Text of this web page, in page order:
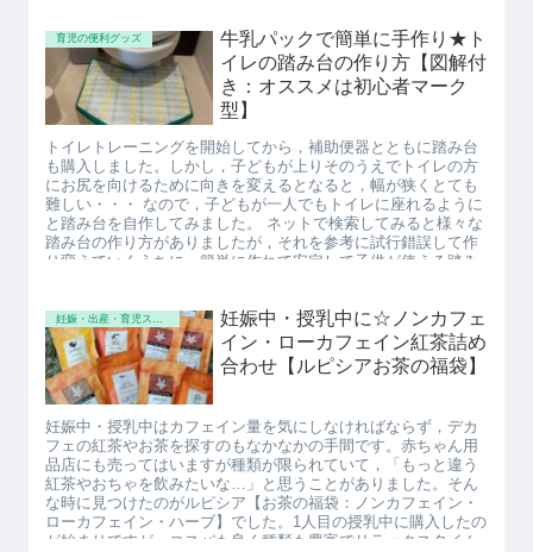
育児の便利グッズ
牛乳パックで簡単に手作り★ト
イレの踏み台の作り方【図解付
き：オススメは初心者マーク
型】
トイレトレーニングを開始してから，補助便器とともに踏み台
も購入しました。しかし，子どもが上りそのうえでトイレの方
にお尻を向けるために向きを変えるとなると，幅が狭くとても
難しい・・・ なので，子どもが一人でもトイレに座れるように
と踏み台を自作してみました。 ネットで検索してみると様々な
踏み台の作り方がありましたが，それを参考に試行錯誤して作
り変えていくうちに，簡単に作れて安定して子供が使える踏み
妊娠中・授乳中に☆ノンカフェ
イン・ローカフェイン紅茶詰め
合わせ【ルピシアお茶の福袋】
妊娠中・授乳中はカフェイン量を気にしなければならず，デカ
フェの紅茶やお茶を探すのもなかなかの手間です。赤ちゃん用
品店にも売ってはいますが種類が限られていて，「もっと違う
紅茶やおちゃを飲みたいな…」と思うことがありました。そん
な時に見つけたのがルピシア【お茶の福袋：ノンカフェイン・
ローカフェイン・ハーブ】でした。1人目の授乳中に購入したの
が始まりですが，コスパも良く種類も豊富でリラックスタイム